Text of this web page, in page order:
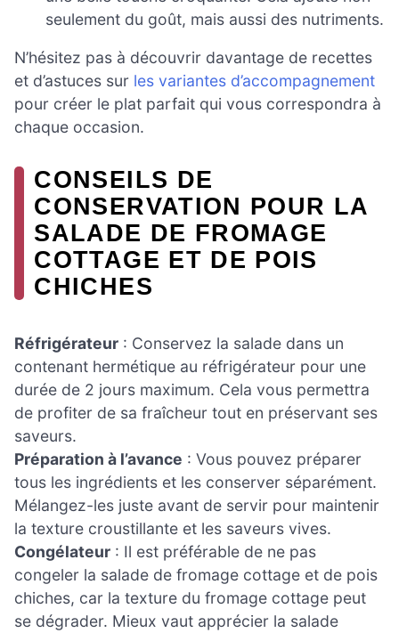
seulement du goût, mais aussi des nutriments.
N’hésitez pas à découvrir davantage de recettes
et d’astuces sur les variantes d’accompagnement
pour créer le plat parfait qui vous correspondra à
chaque occasion.
CONSEILS DE
CONSERVATION POUR LA
SALADE DE FROMAGE
COTTAGE ET DE POIS
CHICHES
Réfrigérateur : Conservez la salade dans un
contenant hermétique au réfrigérateur pour une
durée de 2 jours maximum. Cela vous permettra
de profiter de sa fraîcheur tout en préservant ses
saveurs.
Préparation à l’avance : Vous pouvez préparer
tous les ingrédients et les conserver séparément.
Mélangez-les juste avant de servir pour maintenir
la texture croustillante et les saveurs vives.
Congélateur : Il est préférable de ne pas
congeler la salade de fromage cottage et de pois
chiches, car la texture du fromage cottage peut
se dégrader. Mieux vaut apprécier la salade